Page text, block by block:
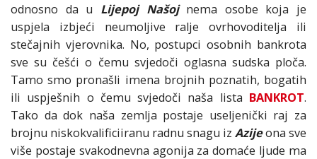
odnosno da u Lijepoj Našoj nema osobe koja je
uspjela izbjeći neumoljive ralje ovrhovoditelja ili
stečajnih vjerovnika. No, postupci osobnih bankrota
sve su češći o čemu svjedoči oglasna sudska ploča.
Tamo smo pronašli imena brojnih poznatih, bogatih
ili uspješnih o čemu svjedoči naša lista BANKROT.
Tako da dok naša zemlja postaje useljenički raj za
brojnu niskokvalificiiranu radnu snagu iz Azijeona sve
više postaje svakodnevna agonija za domaće ljude ma